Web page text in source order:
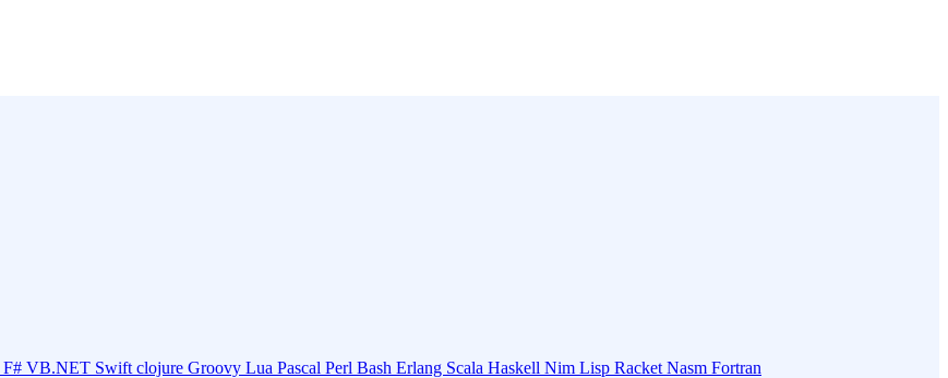
F# VB.NET Swift clojure Groovy Lua Pascal Perl Bash Erlang Scala Haskell Nim Lisp Racket Nasm Fortran